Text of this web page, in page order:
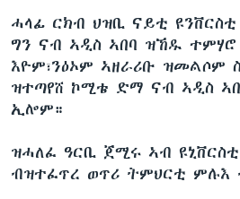
ሓላፊ ርክብ ህዝቢ ናይቲ
ግን ናብ ኣዲስ ኣበባ ዝኸዱ
እዮም፣ንዕኦም ኣዘራሪቡ ዝመልሶም
ዝተጣየሸ ኮሚቴ ድማ ናብ ኣዲስ
ኢሎም።
ዝሓለፈ ዓርቢ ጀሚሩ ኣብ
ብዝተፈጥረ ወጥሪ ትምህርቲ ምሉእ